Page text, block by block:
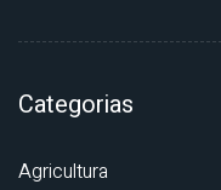
Categorias
Agricultura